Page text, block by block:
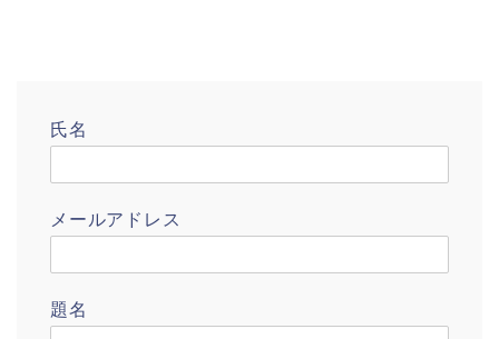
氏名
メールアドレス
題名